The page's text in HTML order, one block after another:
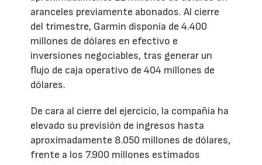
aranceles previamente abonados. Al cierre
del trimestre, Garmin disponía de 4.400
millones de dólares en efectivo e
inversiones negociables, tras generar un
flujo de caja operativo de 404 millones de
dólares.
De cara al cierre del ejercicio, la compañía ha
elevado su previsión de ingresos hasta
aproximadamente 8.050 millones de dólares,
frente a los 7.900 millones estimados